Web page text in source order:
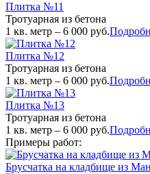
Плитка №11
Тротуарная из бетона
1 кв. метр – 6 000 руб.
Плитка №12
Тротуарная из бетона
1 кв. метр – 6 000 руб.
Плитка №13
Тротуарная из бетона
1 кв. метр – 6 000 руб.
Примеры работ:
Брусчатка на кладбище из